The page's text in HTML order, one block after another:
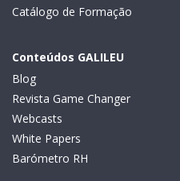
Catálogo de Formação
Conteúdos GALILEU
Blog
Revista Game Changer
Webcasts
White Papers
Barómetro RH